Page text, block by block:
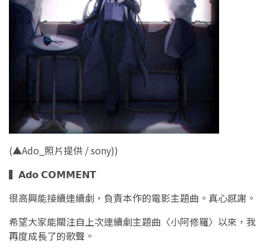
(▲Ado_照片提供 / sony))
▍𝗔𝗱𝗼 𝗖𝗢𝗠𝗠𝗘𝗡𝗧
很高興能接續連續劇，負責本作的電影主題曲。真心感謝。
希望大家能關注自上次連續劇主題曲〈小阿修羅〉以來，我
再度成長了的歌聲。